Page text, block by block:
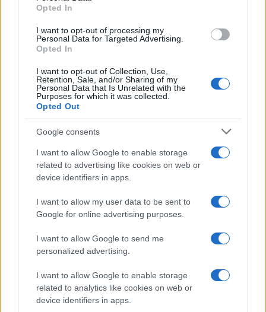
Opted In
I want to opt-out of processing my
Personal Data for Targeted Advertising.
Opted In
I want to opt-out of Collection, Use,
Retention, Sale, and/or Sharing of my
Personal Data that Is Unrelated with the
Purposes for which it was collected.
Opted Out
Google consents
I want to allow Google to enable storage
related to advertising like cookies on web or
device identifiers in apps.
I want to allow my user data to be sent to
Google for online advertising purposes.
I want to allow Google to send me
personalized advertising.
I want to allow Google to enable storage
related to analytics like cookies on web or
device identifiers in apps.
Continua a leggere